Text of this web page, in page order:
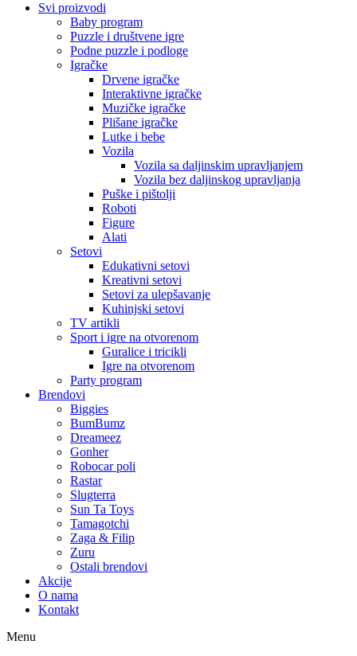
Svi proizvodi
Baby program
Puzzle i društvene igre
Podne puzzle i podloge
Igračke
Drvene igračke
Interaktivne igračke
Muzičke igračke
Plišane igračke
Lutke i bebe
Vozila
Vozila sa daljinskim upravljanjem
Vozila bez daljinskog upravljanja
Puške i pištolji
Roboti
Figure
Alati
Setovi
Edukativni setovi
Kreativni setovi
Setovi za ulepšavanje
Kuhinjski setovi
TV artikli
Sport i igre na otvorenom
Guralice i tricikli
Igre na otvorenom
Party program
Brendovi
Biggies
BumBumz
Dreameez
Gonher
Robocar poli
Rastar
Slugterra
Sun Ta Toys
Tamagotchi
Zaga & Filip
Zuru
Ostali brendovi
Akcije
O nama
Kontakt
Menu